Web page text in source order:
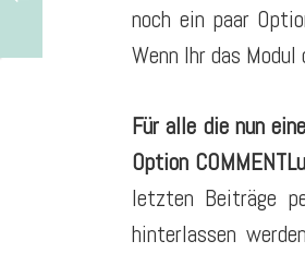
noch ein paar
Wenn Ihr das
Für alle die nun
Option
letzten Beiträge
hinterlassen